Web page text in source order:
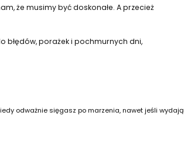
że musimy być doskonałe. A przecież
błędów, porażek i pochmurnych dni,
odważnie sięgasz po marzenia, nawet jeśli wydają